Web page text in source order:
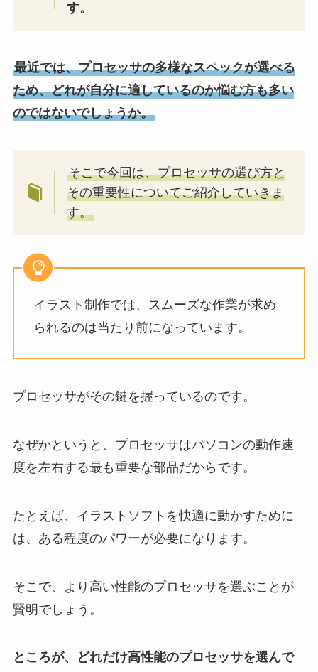
す。
最近では、プロセッサの多様なスペックが選べる
ため、どれが自分に適しているのか悩む方も多い
のではないでしょうか。
そこで今回は、プロセッサの選び方と
その重要性についてご紹介していきま
す。
イラスト制作では、スムーズな作業が求め
られるのは当たり前になっています。
プロセッサがその鍵を握っているのです。
なぜかというと、プロセッサはパソコンの動作速
度を左右する最も重要な部品だからです。
たとえば、イラストソフトを快適に動かすために
は、ある程度のパワーが必要になります。
そこで、より高い性能のプロセッサを選ぶことが
賢明でしょう。
ところが、どれだけ高性能のプロセッサを選んで